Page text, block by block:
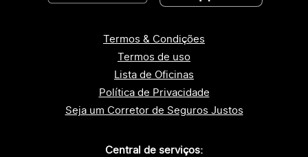
Termos & Condições
Termos de uso
Lista de Oficinas
Política de Privacidade
Seja um Corretor de Seguros Justos
Central de serviços: